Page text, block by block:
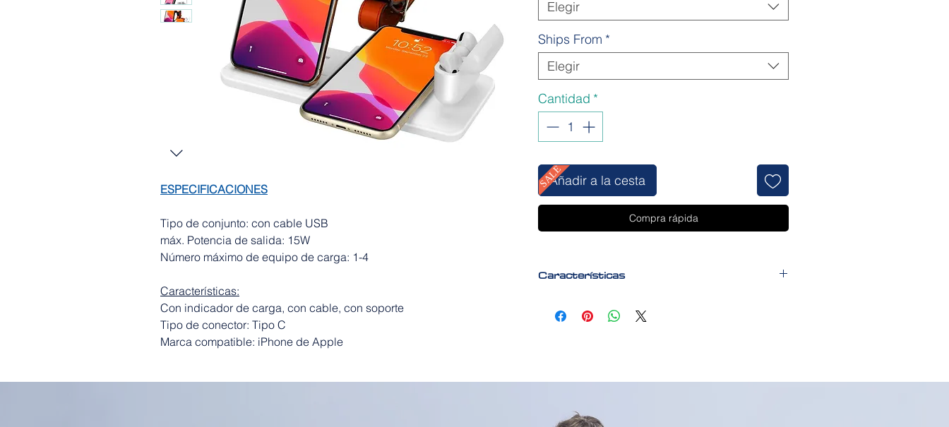
ESPECIFICACIONES
Tipo de conjunto: con cable USB
máx. Potencia de salida: 15W
Número máximo de equipo de carga: 1-4
Características:
Con indicador de carga, con cable, con soporte
Tipo de conector: Tipo C
Marca compatible: iPhone de Apple
Elegir
Ships From *
Elegir
Cantidad *
Añadir a la cesta
SALE
Compra rápida
Características
Carga rápida de seguridad: equipado con
Un buen accesorio para tu escritorio y mesita de